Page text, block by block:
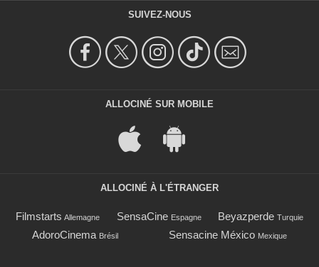
SUIVEZ-NOUS
ALLOCINÉ SUR MOBILE
ALLOCINÉ À L'ÉTRANGER
Filmstarts Allemagne SensaCine Espagne Beyazperde Turquie
AdoroCinema Brésil Sensacine México Mexique